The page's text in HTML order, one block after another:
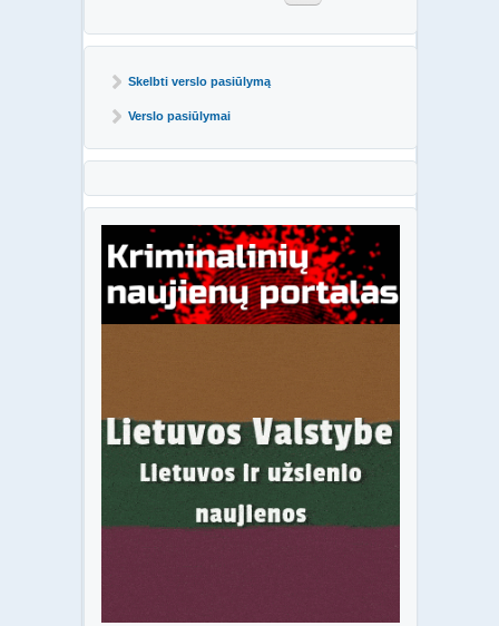
Skelbti verslo pasiūlymą
Verslo pasiūlymai